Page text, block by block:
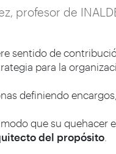
profesor de
sentido de
para la
definiendo
que su quehacer
del propósito.